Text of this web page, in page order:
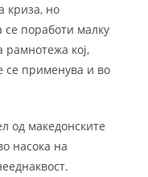
криза, но
поработи малку
рамнотежа кој,
се применува и во
од македонските
насока на